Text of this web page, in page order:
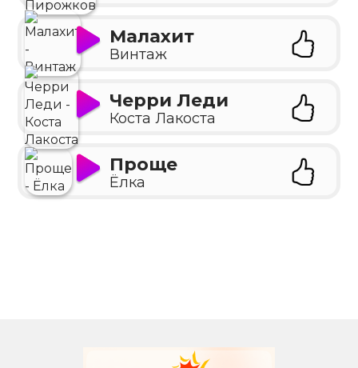
Малахит
Винтаж
Черри Леди
Коста Лакоста
Проще
Ёлка